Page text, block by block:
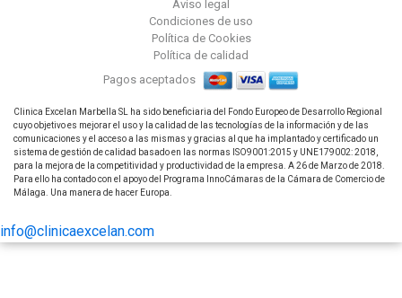
Aviso legal
Condiciones de uso
Política de Cookies
Política de calidad
Pagos aceptados
Clinica Excelan Marbella SL ha sido beneficiaria del Fondo Europeo de Desarrollo Regional
cuyo objetivo es mejorar el uso y la calidad de las tecnologías de la información y de las
comunicaciones y el acceso a las mismas y gracias al que ha implantado y certificado un
sistema de gestión de calidad basado en las normas ISO9001:2015 y UNE179002: 2018,
para la mejora de la competitividad y productividad de la empresa. A 26 de Marzo de 2018.
Para ello ha contado con el apoyo del Programa InnoCámaras de la Cámara de Comercio de
Málaga. Una manera de hacer Europa.
info@clinicaexcelan.com